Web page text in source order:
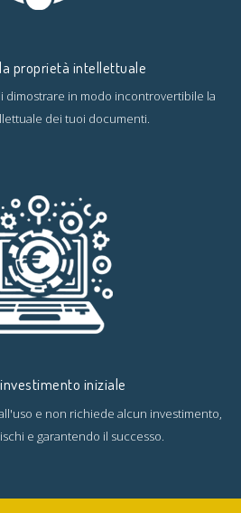
proprietà intellettuale
dimostrare in modo incontrovertibile la
dei tuoi documenti.
iniziale
e non richiede alcun investimento,
e garantendo il successo.